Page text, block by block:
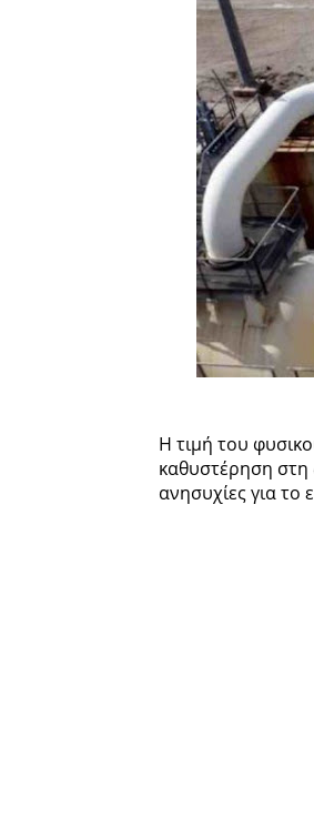
Η τιμή του
καθυστέρηση στη
ανησυχίες για το